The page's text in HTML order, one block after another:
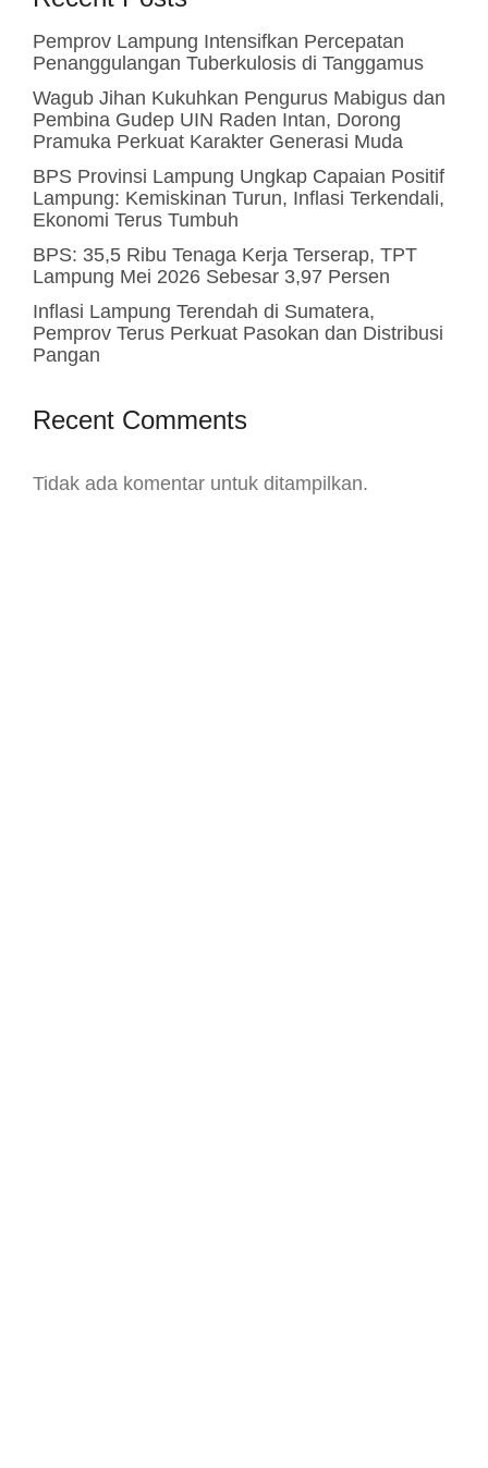
Pemprov Lampung Intensifkan Percepatan
Penanggulangan Tuberkulosis di Tanggamus
Wagub Jihan Kukuhkan Pengurus Mabigus dan
Pembina Gudep UIN Raden Intan, Dorong
Pramuka Perkuat Karakter Generasi Muda
BPS Provinsi Lampung Ungkap Capaian Positif
Lampung: Kemiskinan Turun, Inflasi Terkendali,
Ekonomi Terus Tumbuh
BPS: 35,5 Ribu Tenaga Kerja Terserap, TPT
Lampung Mei 2026 Sebesar 3,97 Persen
Inflasi Lampung Terendah di Sumatera,
Pemprov Terus Perkuat Pasokan dan Distribusi
Pangan
Recent Comments
Tidak ada komentar untuk ditampilkan.